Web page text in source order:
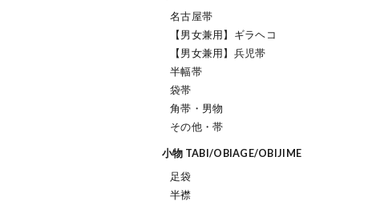
名古屋帯
【男女兼用】ギラヘコ
【男女兼用】兵児帯
半幅帯
袋帯
角帯・男物
その他・帯
小物 TABI/OBIAGE/OBIJIME
足袋
半襟